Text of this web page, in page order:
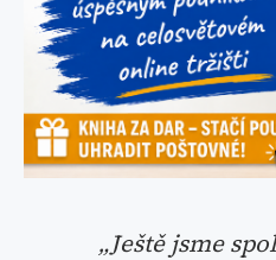
„Ještě jsme